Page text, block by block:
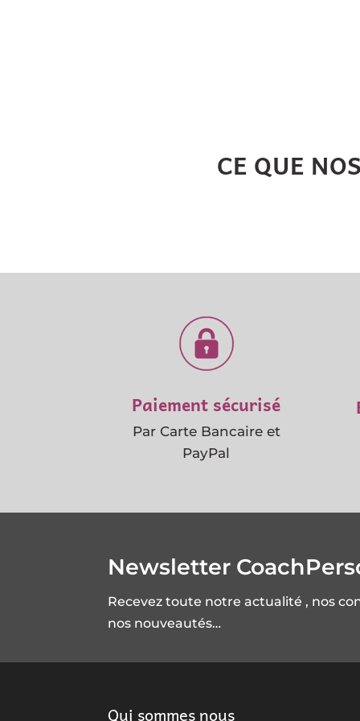
CE QUE
Paiement sécurisé
Par Carte Bancaire et
PayPal
Newsletter
Recevez toute notre actualité , nos
nos nouveautés…
Qui sommes nous